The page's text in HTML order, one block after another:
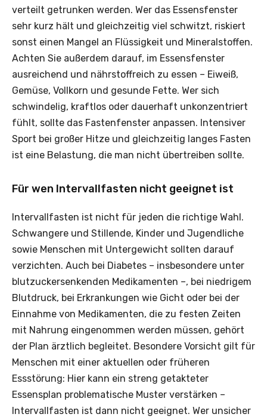
verteilt getrunken werden. Wer das Essensfenster
sehr kurz hält und gleichzeitig viel schwitzt, riskiert
sonst einen Mangel an Flüssigkeit und Mineralstoffen.
Achten Sie außerdem darauf, im Essensfenster
ausreichend und nährstoffreich zu essen – Eiweiß,
Gemüse, Vollkorn und gesunde Fette. Wer sich
schwindelig, kraftlos oder dauerhaft unkonzentriert
fühlt, sollte das Fastenfenster anpassen. Intensiver
Sport bei großer Hitze und gleichzeitig langes Fasten
ist eine Belastung, die man nicht übertreiben sollte.
Für wen Intervallfasten nicht geeignet ist
Intervallfasten ist nicht für jeden die richtige Wahl.
Schwangere und Stillende, Kinder und Jugendliche
sowie Menschen mit Untergewicht sollten darauf
verzichten. Auch bei Diabetes – insbesondere unter
blutzuckersenkenden Medikamenten –, bei niedrigem
Blutdruck, bei Erkrankungen wie Gicht oder bei der
Einnahme von Medikamenten, die zu festen Zeiten
mit Nahrung eingenommen werden müssen, gehört
der Plan ärztlich begleitet. Besondere Vorsicht gilt für
Menschen mit einer aktuellen oder früheren
Essstörung: Hier kann ein streng getakteter
Essensplan problematische Muster verstärken –
Intervallfasten ist dann nicht geeignet. Wer unsicher